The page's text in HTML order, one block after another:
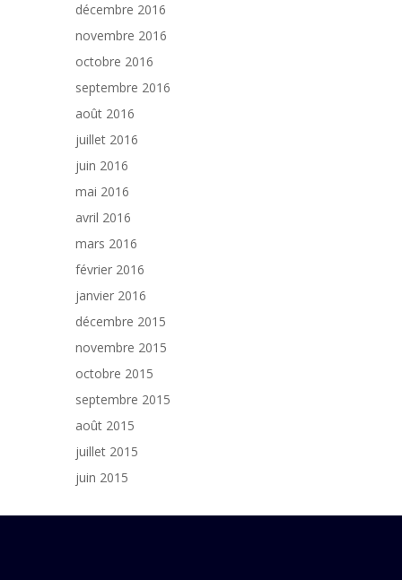
décembre 2016
novembre 2016
octobre 2016
septembre 2016
août 2016
juillet 2016
juin 2016
mai 2016
avril 2016
mars 2016
février 2016
janvier 2016
décembre 2015
novembre 2015
octobre 2015
septembre 2015
août 2015
juillet 2015
juin 2015